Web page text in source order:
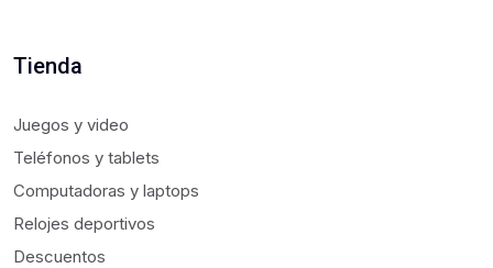
Tienda
Juegos y video
Teléfonos y tablets
Computadoras y laptops
Relojes deportivos
Descuentos